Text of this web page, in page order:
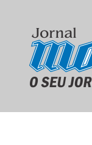
conteúdo